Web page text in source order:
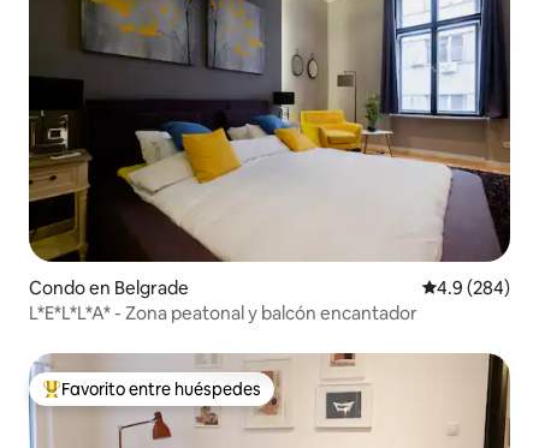
Condo en Belgrade Calificación
4.9 (284)
L*E*L*L*A* - Zona peatonal y balcón encantador
Favorito entre huéspedes preferido
Favorito entre huéspedes